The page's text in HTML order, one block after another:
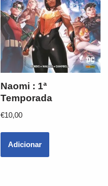
Naomi : 1ª
Temporada
€10,00
Adicionar